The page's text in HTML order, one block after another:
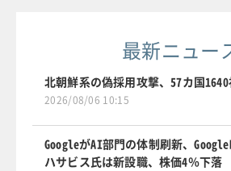
最新ニュー
北朝鮮系の偽採用攻撃、57カ国
2026/08/06 10:15
GoogleがAI部門の体制刷新、
ハサビス氏は新設職、株価4％下落